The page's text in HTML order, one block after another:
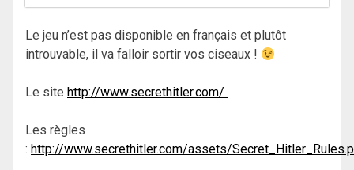
Le jeu n’est pas disponible en français et plutôt
introuvable, il va falloir sortir vos ciseaux !
Le site http://www.secrethitler.com/
Les règles
: http://www.secrethitler.com/assets/